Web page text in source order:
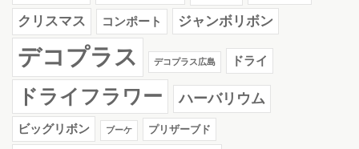
クリスマス コンポート ジャンボリボン
デコプラス デコプラス広島 ドライ
ドライフラワー ハーバリウム
ビッグリボン ブーケ プリザーブド